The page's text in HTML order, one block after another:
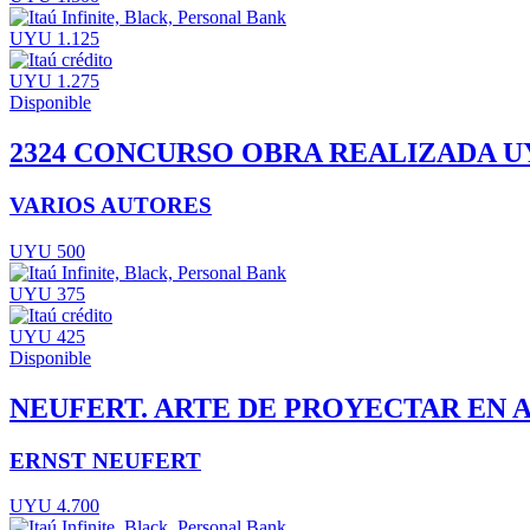
UYU 1.125
UYU 1.275
Disponible
2324 CONCURSO OBRA REALIZADA
VARIOS AUTORES
UYU 500
UYU 375
UYU 425
Disponible
NEUFERT. ARTE DE PROYECTAR EN
ERNST NEUFERT
UYU 4.700